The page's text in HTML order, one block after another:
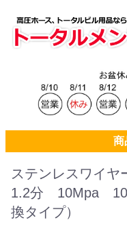
ステンレスワイ
1.2分 10Mpa
換タイプ）